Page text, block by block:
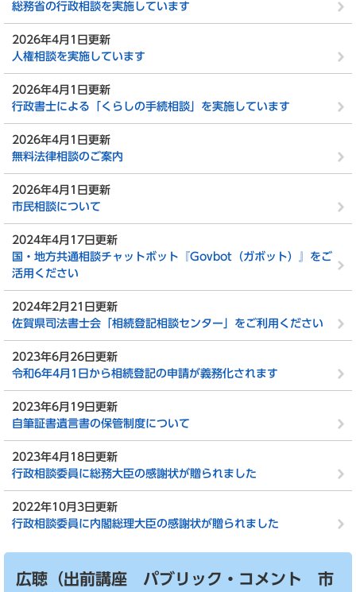
総務省の行政相談を実施しています
2026年4月1日更新
人権相談を実施しています
2026年4月1日更新
行政書士による「くらしの手続相談」を実施しています
2026年4月1日更新
無料法律相談のご案内
2026年4月1日更新
市民相談について
2024年4月17日更新
国・地方共通相談チャットボット『Govbot（ガボット）』をご
活用ください
2024年2月21日更新
佐賀県司法書士会「相続登記相談センター」をご利用ください
2023年6月26日更新
令和6年4月1日から相続登記の申請が義務化されます
2023年6月19日更新
自筆証書遺言書の保管制度について
2023年4月18日更新
行政相談委員に総務大臣の感謝状が贈られました
2022年10月3日更新
行政相談委員に内閣総理大臣の感謝状が贈られました
広聴（出前講座 パブリック・コメント 市